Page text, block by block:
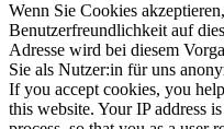
Wenn Sie Cookies
Benutzerfreundlichkeit auf
Adresse wird bei diesem
Sie als Nutzer:in für uns
If you accept cookies, you
this website. Your IP address